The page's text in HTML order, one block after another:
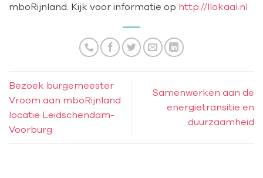
mboRijnland. Kijk voor informatie op http://llokaal.nl
Bezoek burgemeester
Vroom aan mboRijnland
locatie Leidschendam-
Voorburg
Samenwerken aan de
energietransitie en
duurzaamheid